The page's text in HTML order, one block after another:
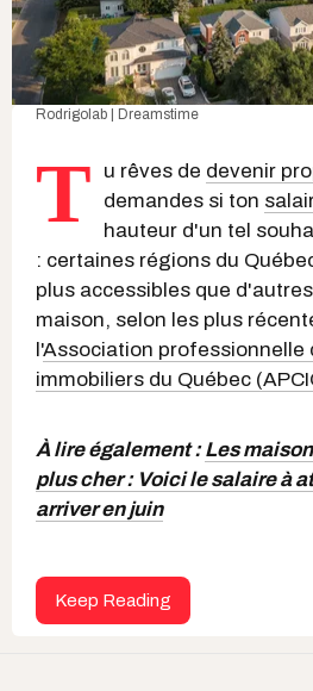
Rodrigolab | Dreamstime
T u rêves de devenir
demandes si ton
hauteur d'un tel
: certaines régions du
plus accessibles que
maison, selon les plus
l'Association professionnelle
immobiliers du Québec
À lire également :Les
plus cher : Voici le salaire à
arriver en juin
Keep Reading